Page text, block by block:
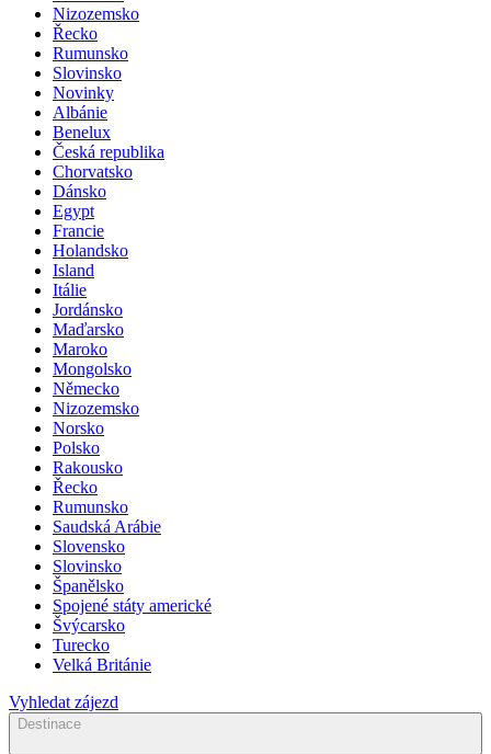
Nizozemsko
Řecko
Rumunsko
Slovinsko
Novinky
Albánie
Benelux
Česká republika
Chorvatsko
Dánsko
Egypt
Francie
Holandsko
Island
Itálie
Jordánsko
Maďarsko
Maroko
Mongolsko
Německo
Nizozemsko
Norsko
Polsko
Rakousko
Řecko
Rumunsko
Saudská Arábie
Slovensko
Slovinsko
Španělsko
Spojené státy americké
Švýcarsko
Turecko
Velká Británie
Vyhledat zájezd
Destinace